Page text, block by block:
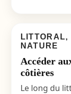
LITTORAL,
NATURE
Accéder
côtières
Le long du